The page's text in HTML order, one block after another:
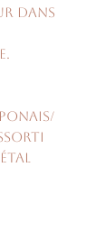
dans